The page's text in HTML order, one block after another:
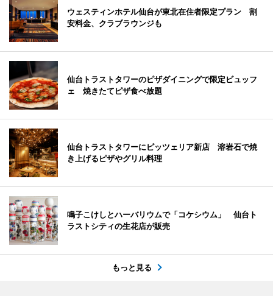
ウェスティンホテル仙台が東北在住者限定プラン 割
安料金、クラブラウンジも
仙台トラストタワーのピザダイニングで限定ビュッフ
ェ 焼きたてピザ食べ放題
仙台トラストタワーにピッツェリア新店 溶岩石で焼
き上げるピザやグリル料理
鳴子こけしとハーバリウムで「コケシウム」 仙台ト
ラストシティの生花店が販売
もっと見る